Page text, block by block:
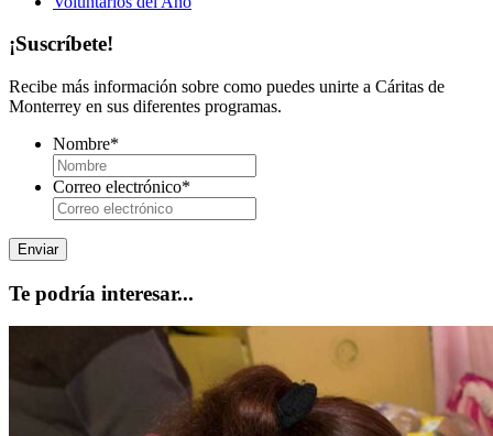
¡Suscríbete!
Recibe más información sobre como puedes unirte a Cáritas de
Monterrey en sus diferentes programas.
Nombre*
Correo electrónico*
Te podría interesar...